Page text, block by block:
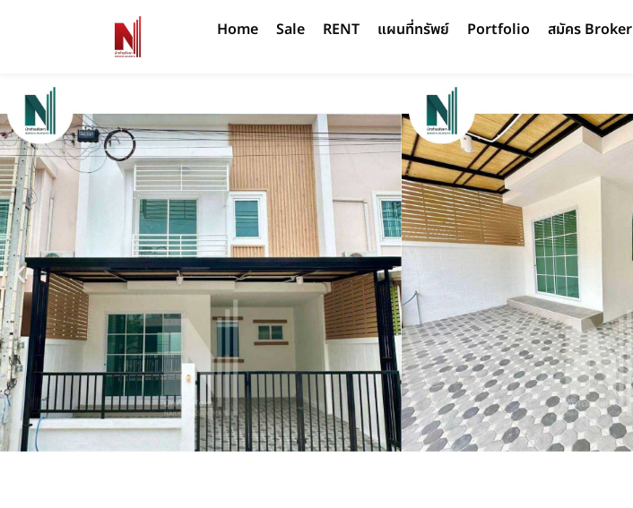
Home Sale RENT แผนที่ทรัพย์ Portfolio สมัคร Broker